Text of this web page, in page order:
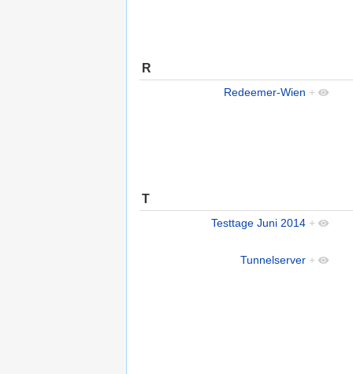
R
Redeemer-Wien +
T
Testtage Juni 2014 +
Tunnelserver +